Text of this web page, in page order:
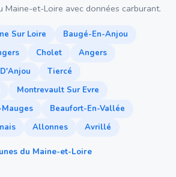
Maine-et-Loire avec données carburant.
Sur Loire
Baugé-En-Anjou
Cholet
Angers
Tiercé
Montrevault Sur Evre
Beaufort-En-Vallée
Allonnes Avrillé
du Maine-et-Loire